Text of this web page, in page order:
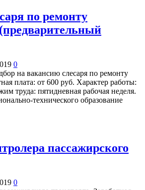
по ремонту
0
на вакансию слесаря по ремонту
плата: от 600 руб. Характер работы:
труда: пятидневная рабочая неделя.
технического образование
пассажирского
0